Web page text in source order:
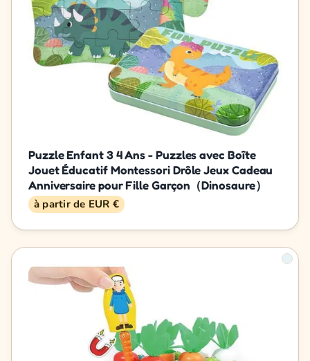
Puzzle Enfant 3 4 Ans - Puzzles avec Boîte
Jouet Éducatif Montessori Drôle Jeux Cadeau
Anniversaire pour Fille Garçon（Dinosaure）
à partir de EUR €